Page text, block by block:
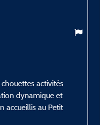
activités
dynamique et
accueillis au Petit